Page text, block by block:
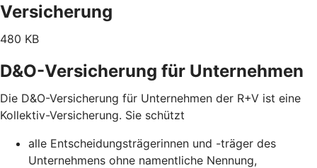
Versicherung
480 KB
D&O-Versicherung für Unternehmen
Die D&O-Versicherung für Unternehmen der R+V ist eine
Kollektiv-Versicherung. Sie schützt
alle Entscheidungsträgerinnen und -träger des
Unternehmens ohne namentliche Nennung,